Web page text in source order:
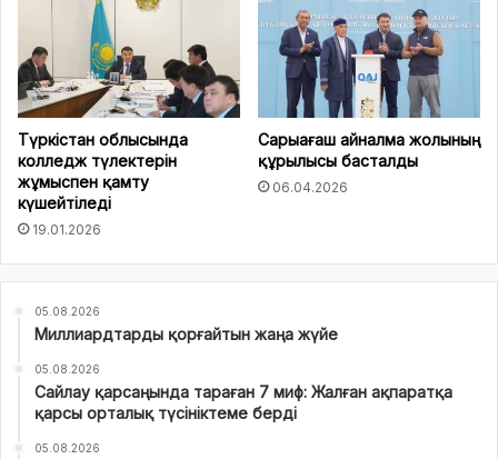
Түркістан облысында
колледж түлектерін
жұмыспен қамту
күшейтіледі
19.01.2026
Сарыағаш айналма жолының
құрылысы басталды
06.04.2026
05.08.2026
Миллиардтарды қорғайтын жаңа жүйе
05.08.2026
Сайлау қарсаңында тараған 7 миф: Жалған ақпаратқа
қарсы орталық түсініктеме берді
05.08.2026